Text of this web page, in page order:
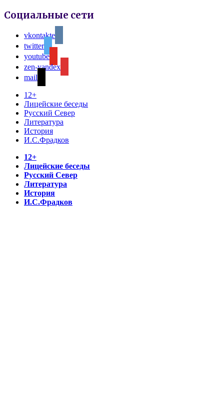
Социальные сети
vkontakte
twitter
youtube
zen-yandex
mail
12+
Лицейские беседы
Русский Север
Литература
История
И.С.Фрадков
12+
Лицейские беседы
Русский Север
Литература
История
И.С.Фрадков